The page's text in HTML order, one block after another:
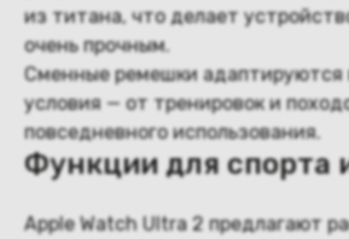
из титана, что делает
очень прочным.
Сменные ремешки адаптируются
условия — от тренировок и
повседневного использования.
Функции для спорта
Apple Watch Ultra 2 предлагают